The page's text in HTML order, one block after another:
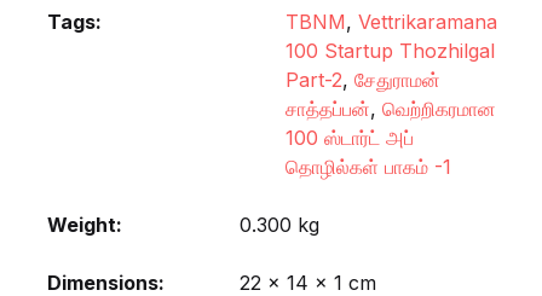
Tags: TBNM, Vettrikaramana
100 Startup Thozhilgal
Part-2, சேதுராமன்
சாத்தப்பன், வெற்றிகரமான
100 ஸ்டார்ட் அப்
தொழில்கள் பாகம் -1
Weight 0.300 kg
Dimensions 22 × 14 × 1 cm